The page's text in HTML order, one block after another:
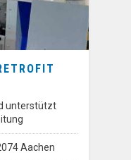
unterstützt
Aachen